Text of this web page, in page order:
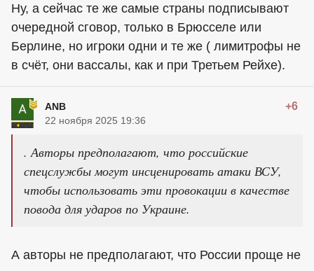
Ну, а сейчас те же самые страны подписывают
очередной сговор, только в Брюсселе или
Берлине, но игроки одни и те же ( лимитрофы не
в счёт, они вассалы, как и при Третьем Рейхе).
ANB +6
22 ноября 2025 19:36
. Авторы предполагают, что российские
спецслужбы могут инсценировать атаки ВСУ,
чтобы использовать эти провокации в качестве
повода для ударов по Украине.
А авторы не предполагают, что России проще не